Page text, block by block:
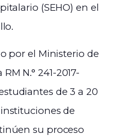
(SEHO) en el
por el Ministerio de
N.° 241-2017-
de 3 a 20
de
su proceso